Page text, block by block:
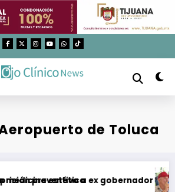
de Toluca
estéticaa ex gobernador de